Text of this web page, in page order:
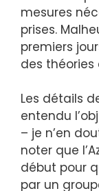
mesures
prises.
premiers
des théories
Les détails
entendu
– je n’en
noter que
début pour
par un